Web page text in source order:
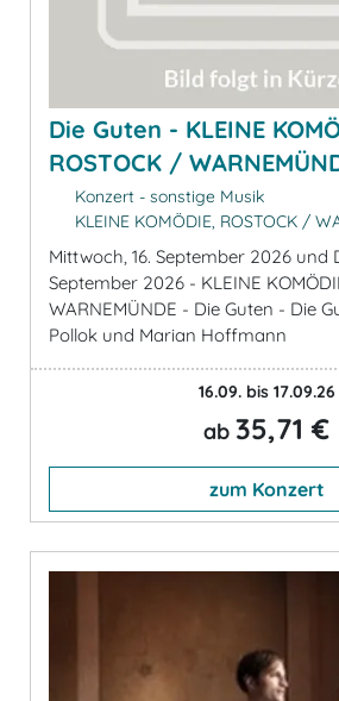
Die Guten - KLEINE
ROSTOCK /
Konzert - sonstige Musik
KLEINE KOMÖDIE, ROSTOCK /
Mittwoch, 16. September 2026 und
September 2026 - KLEINE
WARNEMÜNDE - Die Guten - Die
Pollok und Marian Hoffmann
16.09. bis 17.09.26
ab 35,71 €
zum Konzert